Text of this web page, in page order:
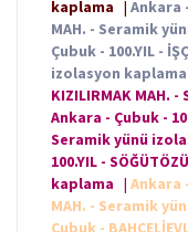
kaplama | Ankara
MAH. - Seramik
Çubuk - 100.YIL -
izolasyon kaplama
KIZILIRMAK MAH.
Ankara - Çubuk -
Seramik yünü
100.YIL -
kaplama | Ankara
MAH. - Seramik
Çubuk -